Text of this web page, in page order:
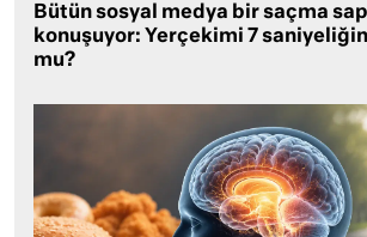
Bütün sosyal medya bir saçma
konuşuyor: Yerçekimi 7
mu?